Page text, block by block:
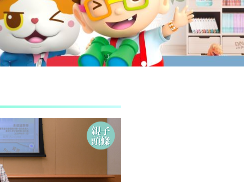
5歲男童餓死虐待案 母判囚22年！官斥殘忍刻意施
育兒教養｜放下3C產品 讓孩子經歷不一樣的暑假
樂善堂梁銶琚學校（分校）｜女教師奪行政長官卓
親子好去處｜8月消防防災應急活動 大玩攤位遊戲+
蔬菜貯存｜食前先好洗？食安中心教路自製冷藏蔬菜
益會
凱瑞 (CARREY WONG)
小教室
材大王
育兒教養｜放下3C產品 讓孩子經歷不一樣的暑假